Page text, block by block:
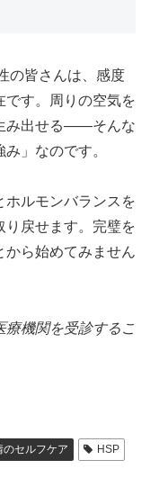
の皆さんは、感度
です。周りの空気を
み出せる——そんな
」なのです。
ホルモンバランスを
り戻せます。完璧を
から始めてみません
機関を受診するこ
のセルフケア
HSP